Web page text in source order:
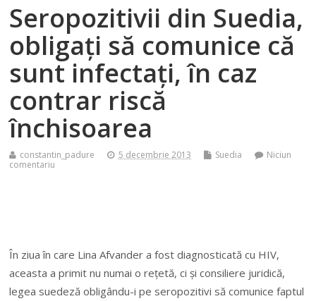
Seropozitivii din Suedia,
obligaţi să comunice că
sunt infectaţi, în caz
contrar riscă
închisoarea
constantin_padure 5 decembrie 2013 Suedia
Niciun
comentariu
În ziua în care Lina Afvander a fost diagnosticată cu HIV,
aceasta a primit nu numai o reţetă, ci şi consiliere juridică,
legea suedeză obligându-i pe seropozitivi să comunice faptul